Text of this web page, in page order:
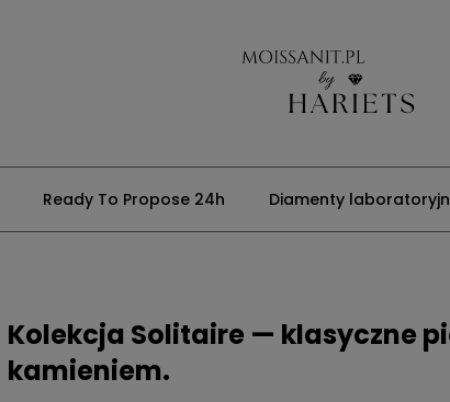
Ready To Propose 24h Diamenty
Kolekcja Solitaire — klasyczne
kamieniem.